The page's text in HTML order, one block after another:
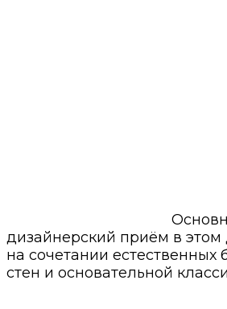
дизайнерский приём в этом
на сочетании естественных
стен и основательной